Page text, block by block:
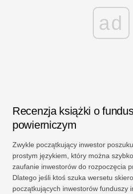
ad
Recenzja książki o
powierniczym
Zwykle początkujący inwestor
prostym językiem, który można
zaufanie inwestorów do rozpoczęcia
Dlatego jeśli ktoś szuka wersetu
początkujących inwestorów funduszy